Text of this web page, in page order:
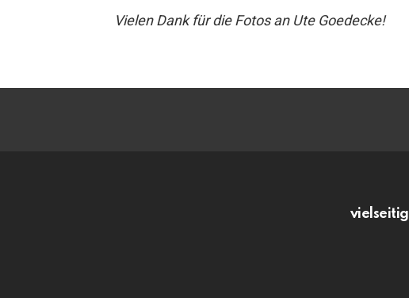
Vielen Dank für die Fotos an Ute Goedecke!